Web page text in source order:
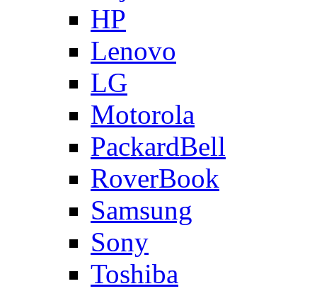
HP
Lenovo
LG
Motorola
PackardBell
RoverBook
Samsung
Sony
Toshiba